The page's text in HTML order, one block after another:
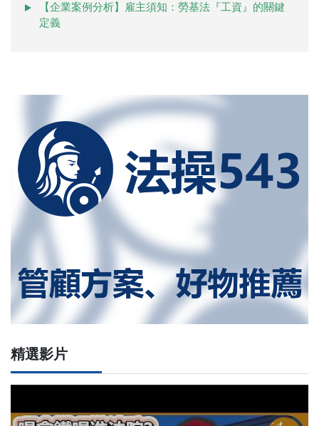
【企業案例分析】雇主須知：勞基法『工資』的關鍵
定義
精選影片